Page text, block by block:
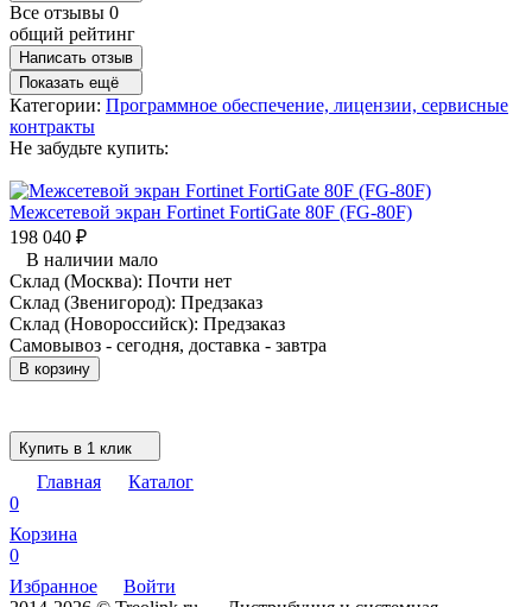
Все отзывы 0
общий рейтинг
Написать отзыв
Показать ещё
Категории: Программное обеспечение, лицензии, сервисные
контракты
Не забудьте купить:
Межсетевой экран Fortinet FortiGate 80F (FG-80F)
198 040 ₽
В наличии мало
Склад (Москва): Почти нет
Склад (Звенигород): Предзаказ
Склад (Новороссийск): Предзаказ
Самовывоз - сегодня, доставка - завтра
В корзину
Купить в 1 клик
Главная
Каталог
0
Корзина
0
Избранное
Войти